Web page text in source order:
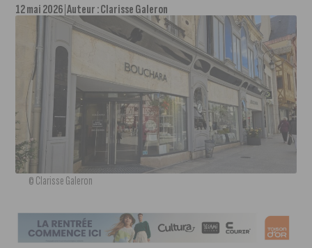
12 mai 2026 Auteur :Clarisse Galeron
© Clarisse Galeron